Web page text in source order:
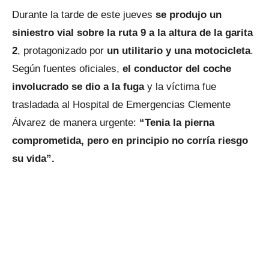
Durante la tarde de este jueves se produjo un
siniestro vial sobre la ruta 9 a la altura de la garita
2, protagonizado por un utilitario y una motocicleta.
Según fuentes oficiales, el conductor del coche
involucrado se dio a la fugay la víctima fue
trasladada al Hospital de Emergencias Clemente
Álvarez de manera urgente: “Tenia la pierna
comprometida, pero en principio no corría riesgo
su vida”.